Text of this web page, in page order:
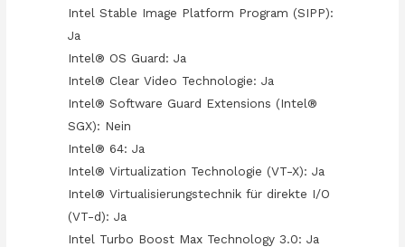
Intel Stable Image Platform Program (SIPP):
Ja
Intel® OS Guard: Ja
Intel® Clear Video Technologie: Ja
Intel® Software Guard Extensions (Intel®
SGX): Nein
Intel® 64: Ja
Intel® Virtualization Technologie (VT-X): Ja
Intel® Virtualisierungstechnik für direkte I/O
(VT-d): Ja
Intel Turbo Boost Max Technology 3.0: Ja